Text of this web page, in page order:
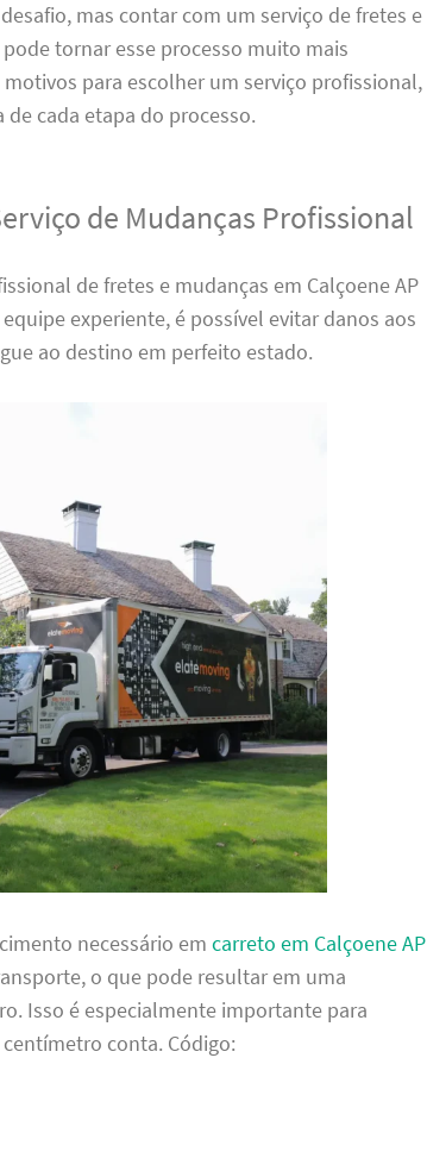
mas contar com um serviço de fretes e
tornar esse processo muito mais
para escolher um serviço profissional,
cada etapa do processo.
de Mudanças Profissional
de fretes e mudanças em Calçoene AP
experiente, é possível evitar danos aos
ao destino em perfeito estado.
necessário emcarreto em Calçoene AP
o que pode resultar em uma
Isso é especialmente importante para
conta. Código: